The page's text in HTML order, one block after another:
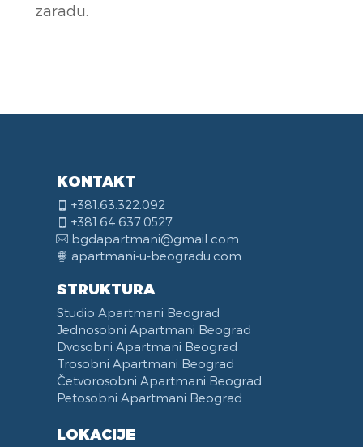
zaradu.
KONTAKT
+381.63.322.092
+381.64.637.0527
bgdapartmani@gmail.com
apartmani-u-beogradu.com
STRUKTURA
Studio Apartmani Beograd
Jednosobni Apartmani Beograd
Dvosobni Apartmani Beograd
Trosobni Apartmani Beograd
Četvorosobni Apartmani Beograd
Petosobni Apartmani Beograd
LOKACIJE